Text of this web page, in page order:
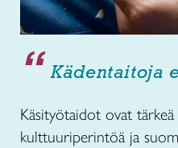
Kädentaitoja
Käsityötaidot ovat
kulttuuriperintöä ja